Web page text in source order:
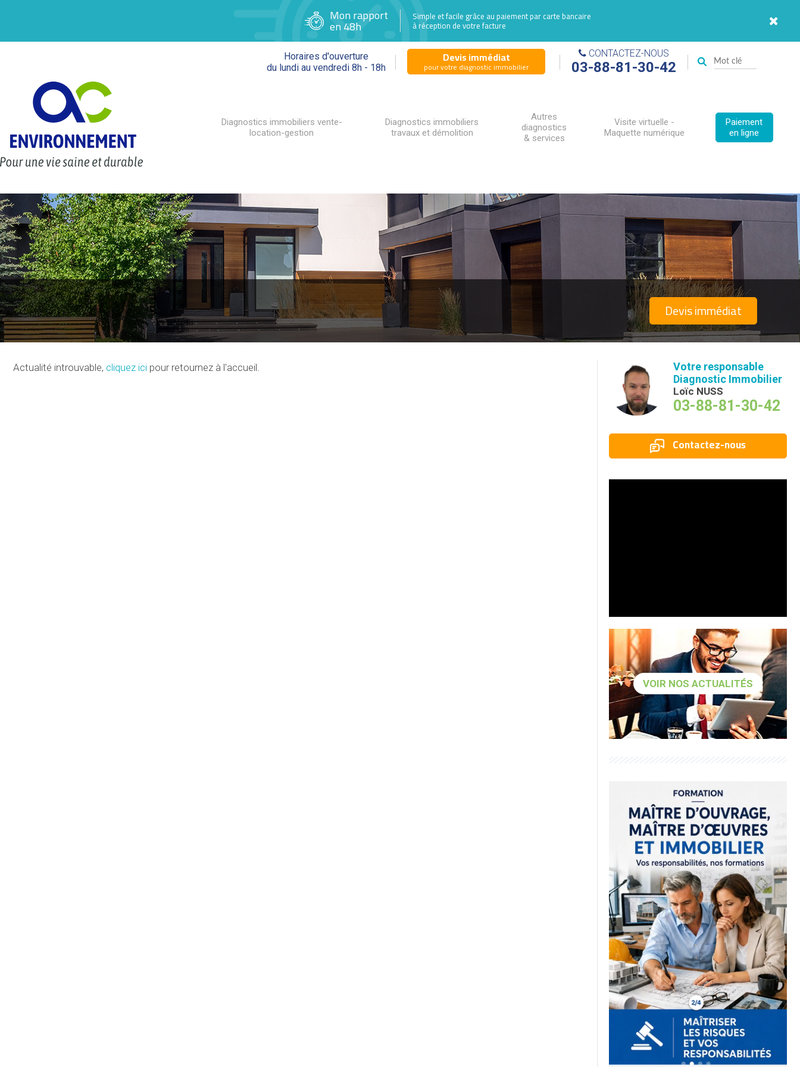
Mon rapport
en 48h
Simple et facile grâce au paiement par carte bancaire
à réception de votre facture
Horaires d'ouverture
du lundi au vendredi 8h - 18h
Devis immédiat
pour votre diagnostic immobilier
CONTACTEZ-NOUS
03-88-81-30-42
Diagnostics immobiliers vente-
location-gestion
Diagnostics immobiliers
travaux et démolition
Autres
diagnostics
& services
Visite virtuelle -
Maquette numérique
Paiement
en ligne
Devis immédiat
Actualité introuvable, cliquez ici pour retournez à l'accueil.
Votre responsable
Diagnostic Immobilier
Loïc NUSS
03-88-81-30-42
Contactez-nous
VOIR NOS ACTUALITÉS